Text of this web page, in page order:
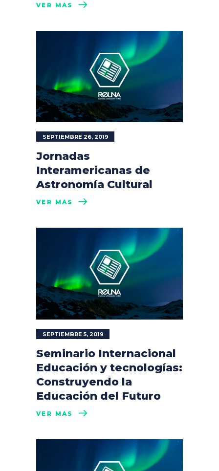
VER MÁS
SEPTIEMBRE 26, 2019
Jornadas
Interamericanas de
Astronomía Cultural
VER MÁS
SEPTIEMBRE 5, 2019
Seminario Internacional
Educación y tecnologías:
Construyendo la
Educación del Futuro
VER MÁS